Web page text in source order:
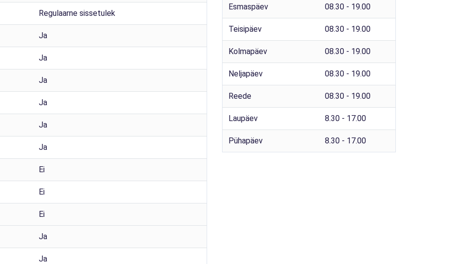
Regulaarne sissetulek
Ja
Ja
Ja
Ja
Ja
Ja
Ei
Ei
Ei
Ja
Ja
Esmaspäev 08.30 - 19.00
Teisipäev 08.30 - 19.00
Kolmapäev 08.30 - 19.00
Neljapäev 08.30 - 19.00
Reede 08.30 - 19.00
Laupäev 8.30 - 17.00
Pühapäev 8.30 - 17.00